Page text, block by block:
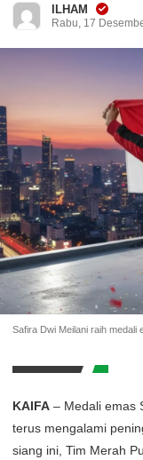
ILHAM
Rabu, 17
Safira Dwi Meilani raih medali
KAIFA – Medali emas
terus mengalami
siang ini, Tim Merah